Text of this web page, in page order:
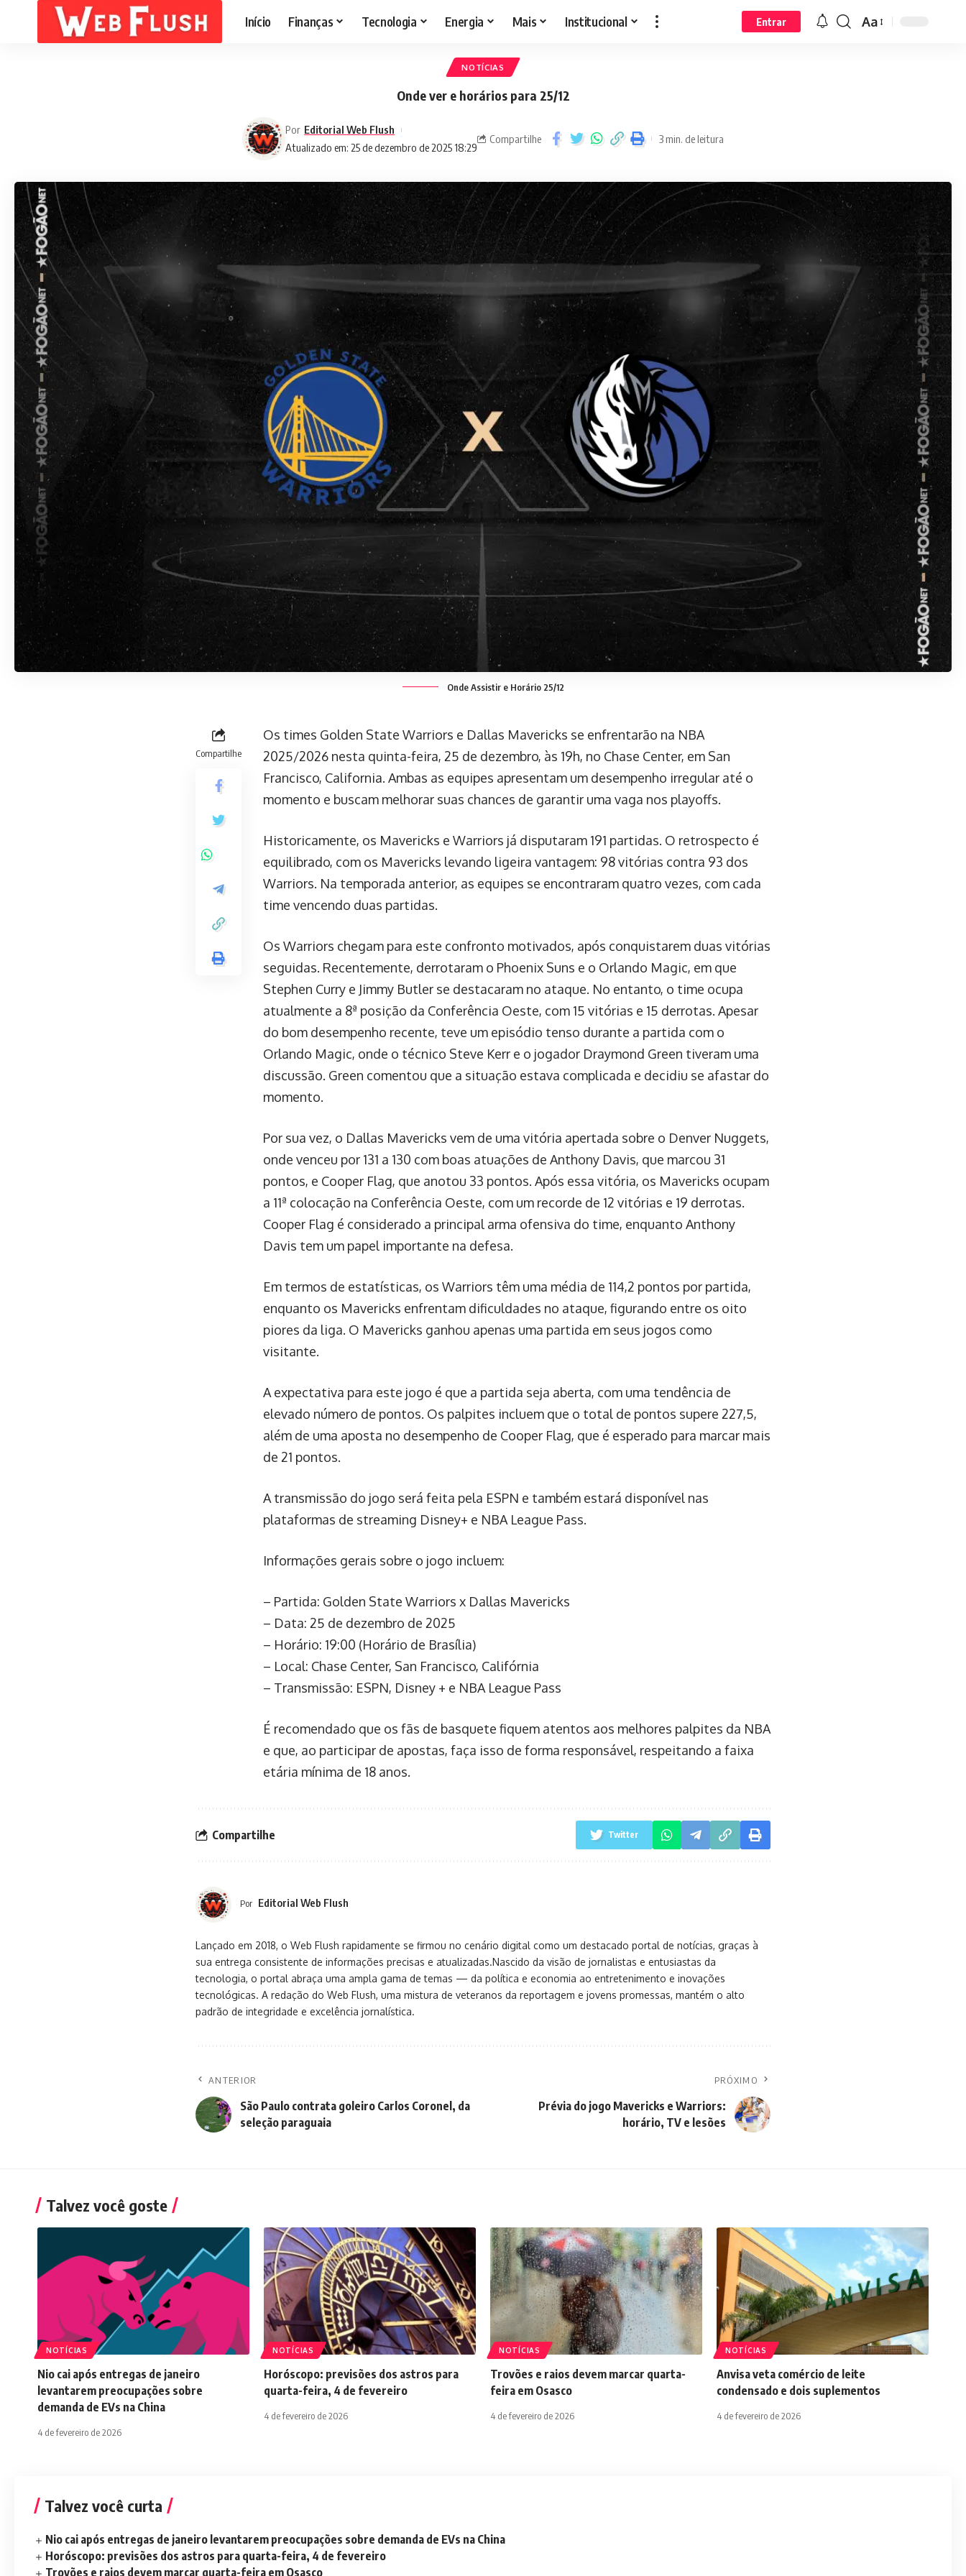
Início Finanças Tecnologia Energia Mais Institucional Entrar Aa
NOTÍCIAS
Onde ver e horários para 25/12
Atualizado em: 25 de dezembro de 2025 18:29
Por Editorial Web Flush
Compartilhe 3 min. de leitura
Onde Assistir e Horário 25/12
Compartilhe
Os times Golden State Warriors e Dallas Mavericks se enfrentarão na NBA
2025/2026 nesta quinta-feira, 25 de dezembro, às 19h, no Chase Center, em San
Francisco, California. Ambas as equipes apresentam um desempenho irregular até o
momento e buscam melhorar suas chances de garantir uma vaga nos playoffs.
Historicamente, os Mavericks e Warriors já disputaram 191 partidas. O retrospecto é
equilibrado, com os Mavericks levando ligeira vantagem: 98 vitórias contra 93 dos
Warriors. Na temporada anterior, as equipes se encontraram quatro vezes, com cada
time vencendo duas partidas.
Os Warriors chegam para este confronto motivados, após conquistarem duas vitórias
seguidas. Recentemente, derrotaram o Phoenix Suns e o Orlando Magic, em que
Stephen Curry e Jimmy Butler se destacaram no ataque. No entanto, o time ocupa
atualmente a 8ª posição da Conferência Oeste, com 15 vitórias e 15 derrotas. Apesar
do bom desempenho recente, teve um episódio tenso durante a partida com o
Orlando Magic, onde o técnico Steve Kerr e o jogador Draymond Green tiveram uma
discussão. Green comentou que a situação estava complicada e decidiu se afastar do
momento.
Por sua vez, o Dallas Mavericks vem de uma vitória apertada sobre o Denver Nuggets,
onde venceu por 131 a 130 com boas atuações de Anthony Davis, que marcou 31
pontos, e Cooper Flag, que anotou 33 pontos. Após essa vitória, os Mavericks ocupam
a 11ª colocação na Conferência Oeste, com um recorde de 12 vitórias e 19 derrotas.
Cooper Flag é considerado a principal arma ofensiva do time, enquanto Anthony
Davis tem um papel importante na defesa.
Em termos de estatísticas, os Warriors têm uma média de 114,2 pontos por partida,
enquanto os Mavericks enfrentam dificuldades no ataque, figurando entre os oito
piores da liga. O Mavericks ganhou apenas uma partida em seus jogos como
visitante.
A expectativa para este jogo é que a partida seja aberta, com uma tendência de
elevado número de pontos. Os palpites incluem que o total de pontos supere 227,5,
além de uma aposta no desempenho de Cooper Flag, que é esperado para marcar mais
de 21 pontos.
A transmissão do jogo será feita pela ESPN e também estará disponível nas
plataformas de streaming Disney+ e NBA League Pass.
Informações gerais sobre o jogo incluem:
– Partida: Golden State Warriors x Dallas Mavericks
– Data: 25 de dezembro de 2025
– Horário: 19:00 (Horário de Brasília)
– Local: Chase Center, San Francisco, Califórnia
– Transmissão: ESPN, Disney + e NBA League Pass
É recomendado que os fãs de basquete fiquem atentos aos melhores palpites da NBA
e que, ao participar de apostas, faça isso de forma responsável, respeitando a faixa
etária mínima de 18 anos.
Compartilhe Twitter
Por Editorial Web Flush
Lançado em 2018, o Web Flush rapidamente se firmou no cenário digital como um destacado portal de notícias, graças à
sua entrega consistente de informações precisas e atualizadas.Nascido da visão de jornalistas e entusiastas da
tecnologia, o portal abraça uma ampla gama de temas — da política e economia ao entretenimento e inovações
tecnológicas. A redação do Web Flush, uma mistura de veteranos da reportagem e jovens promessas, mantém o alto
padrão de integridade e excelência jornalística.
ANTERIOR
São Paulo contrata goleiro Carlos Coronel, da
seleção paraguaia
PRÓXIMO
Prévia do jogo Mavericks e Warriors:
horário, TV e lesões
Talvez você goste
NOTÍCIAS
Nio cai após entregas de janeiro
levantarem preocupações sobre
demanda de EVs na China
4 de fevereiro de 2026
NOTÍCIAS
Horóscopo: previsões dos astros para
quarta-feira, 4 de fevereiro
4 de fevereiro de 2026
NOTÍCIAS
Trovões e raios devem marcar quarta-
feira em Osasco
4 de fevereiro de 2026
NOTÍCIAS
Anvisa veta comércio de leite
condensado e dois suplementos
4 de fevereiro de 2026
Talvez você curta
Nio cai após entregas de janeiro levantarem preocupações sobre demanda de EVs na China
Horóscopo: previsões dos astros para quarta-feira, 4 de fevereiro
Trovões e raios devem marcar quarta-feira em Osasco